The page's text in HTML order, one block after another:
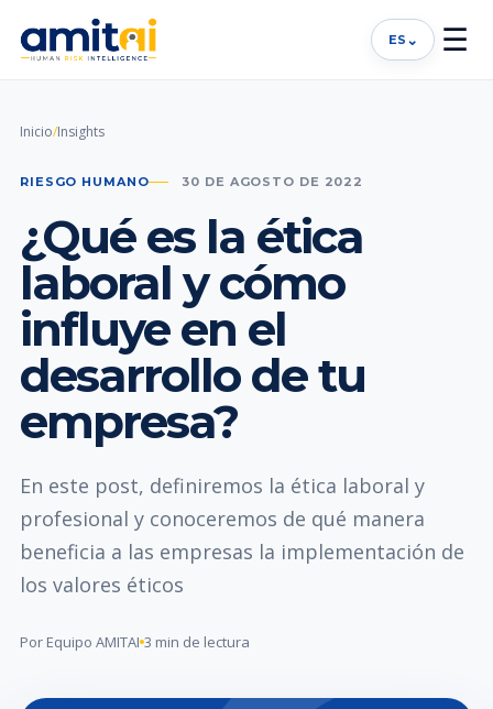
ES ⌄ ☰
Inicio/Insights
RIESGO HUMANO 30 DE AGOSTO DE 2022
¿Qué es la ética
laboral y cómo
influye en el
desarrollo de tu
empresa?
En este post, definiremos la ética laboral y
profesional y conoceremos de qué manera
beneficia a las empresas la implementación de
los valores éticos
Por Equipo AMITAI 3 min de lectura